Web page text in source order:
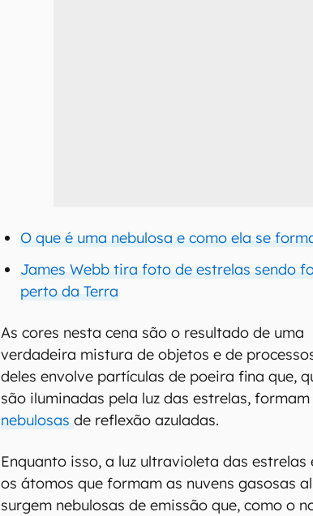
O que é uma nebulosa e como ela se
James Webb tira foto de estrelas sendo
perto da Terra
As cores nesta cena são o resultado de uma
verdadeira mistura de objetos e de
deles envolve partículas de poeira fina que,
são iluminadas pela luz das estrelas, formam
nebulosasde reflexão azuladas.
Enquanto isso, a luz ultravioleta das estrelas
os átomos que formam as nuvens gasosas
surgem nebulosas de emissão que, como o